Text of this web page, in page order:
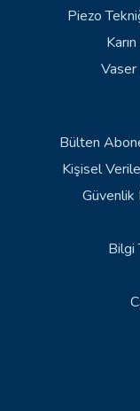
Piezo
Vaser
Bülten
Kişisel
Güvenlik
Bilgi